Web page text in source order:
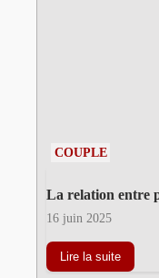
COUPLE
La relation entre
16 juin 2025
Lire la suite